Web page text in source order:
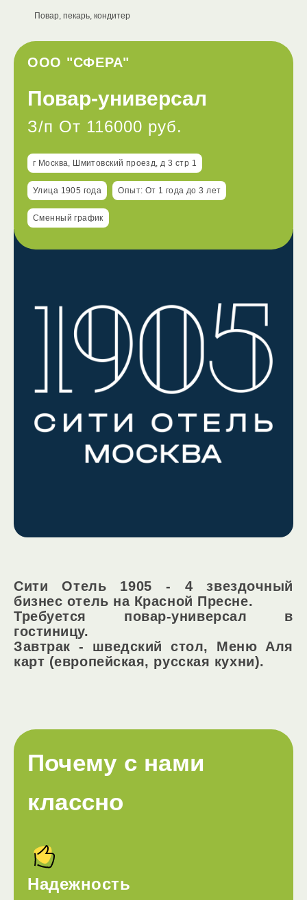
ООО "СФЕРА"
Повар, пекарь, кондитер
Повар-универсал
З/п От 116000 руб.
г Москва, Шмитовский проезд, д 3 стр 1
Улица 1905 года Опыт: От 1 года до 3 лет
Сменный график
Сити Отель 1905 - 4 звездочный
бизнес отель на Красной Пресне.
Требуется повар-универсал в
гостиницу.
Завтрак - шведский стол, Меню Аля
карт (европейская, русская кухни).
Почему с нами
классно
Надежность